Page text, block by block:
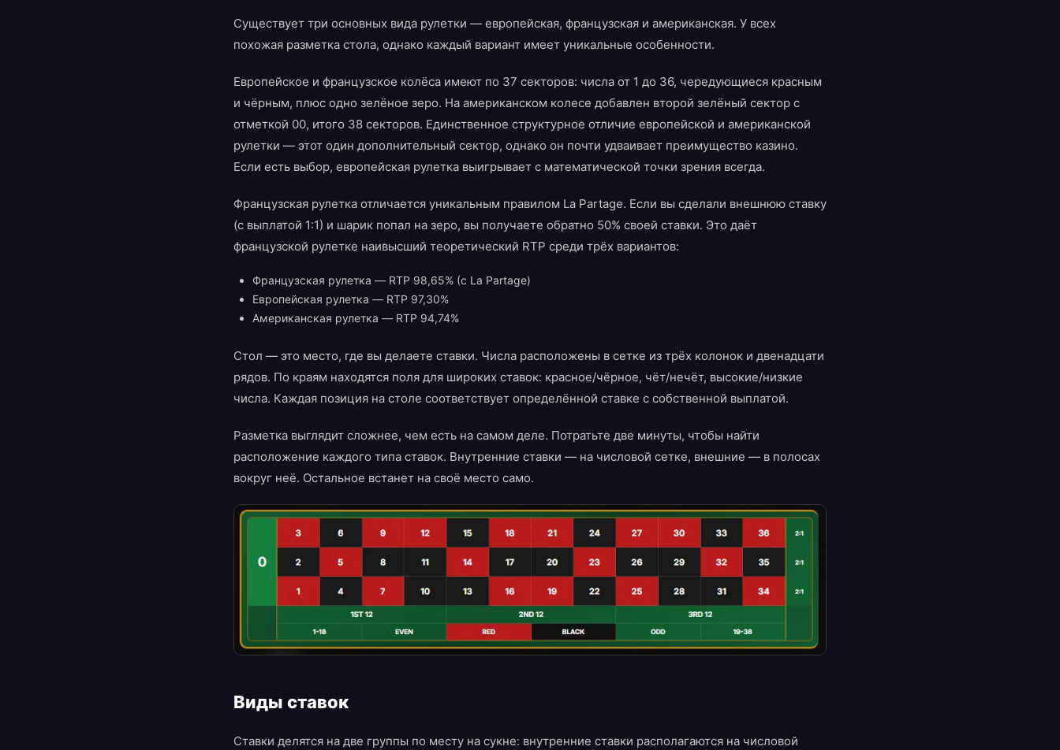
Существует три основных вида рулетки — европейская, французская и американская. У всех
похожая разметка стола, однако каждый вариант имеет уникальные особенности.
Европейское и французское колёса имеют по 37 секторов: числа от 1 до 36, чередующиеся красным
и чёрным, плюс одно зелёное зеро. На американском колесе добавлен второй зелёный сектор с
отметкой 00, итого 38 секторов. Единственное структурное отличие европейской и американской
рулетки — этот один дополнительный сектор, однако он почти удваивает преимущество казино.
Если есть выбор, европейская рулетка выигрывает с математической точки зрения всегда.
Французская рулетка отличается уникальным правилом La Partage. Если вы сделали внешнюю ставку
(с выплатой 1:1) и шарик попал на зеро, вы получаете обратно 50% своей ставки. Это даёт
французской рулетке наивысший теоретический RTP среди трёх вариантов:
Французская рулетка — RTP 98,65% (с La Partage)
Европейская рулетка — RTP 97,30%
Американская рулетка — RTP 94,74%
Стол — это место, где вы делаете ставки. Числа расположены в сетке из трёх колонок и двенадцати
рядов. По краям находятся поля для широких ставок: красное/чёрное, чёт/нечёт, высокие/низкие
числа. Каждая позиция на столе соответствует определённой ставке с собственной выплатой.
Разметка выглядит сложнее, чем есть на самом деле. Потратьте две минуты, чтобы найти
расположение каждого типа ставок. Внутренние ставки — на числовой сетке, внешние — в полосах
вокруг неё. Остальное встанет на своё место само.
Виды ставок
Ставки делятся на две группы по месту на сукне: внутренние ставки располагаются на числовой